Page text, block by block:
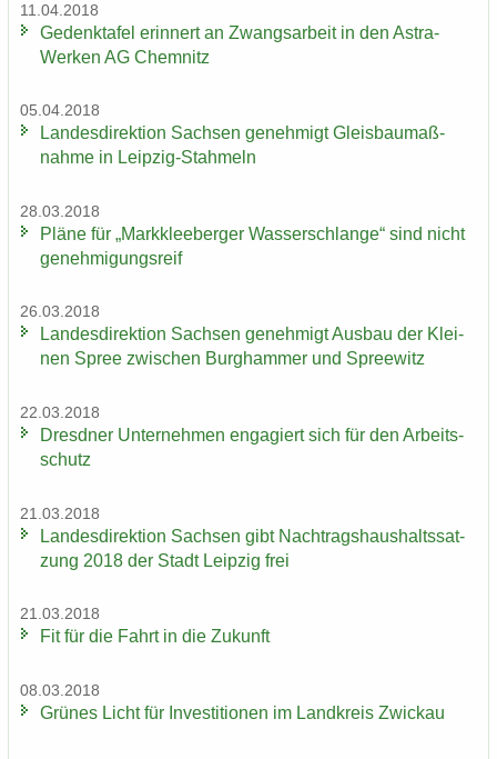
11.04.2018
Ge­denk­ta­fel er­in­nert an Zwangs­ar­beit in den Astra-​
Werken AG Chem­nitz
05.04.2018
Lan­des­di­rek­ti­on Sach­sen ge­neh­migt Gleis­bau­maß­
nah­me in Leipzig-​Stahmeln
28.03.2018
Pläne für „Mark­klee­ber­ger Was­ser­schlan­ge“ sind nicht
ge­neh­mi­gungs­reif
26.03.2018
Lan­des­di­rek­ti­on Sach­sen ge­neh­migt Aus­bau der Klei­
nen Spree zwi­schen Burg­ham­mer und Spree­witz
22.03.2018
Dresd­ner Un­ter­neh­men en­ga­giert sich für den Ar­beits­
schutz
21.03.2018
Lan­des­di­rek­ti­on Sach­sen gibt Nach­trags­haus­halts­sat­
zung 2018 der Stadt Leip­zig frei
21.03.2018
Fit für die Fahrt in die Zu­kunft
08.03.2018
Grü­nes Licht für In­ves­ti­tio­nen im Land­kreis Zwi­ckau